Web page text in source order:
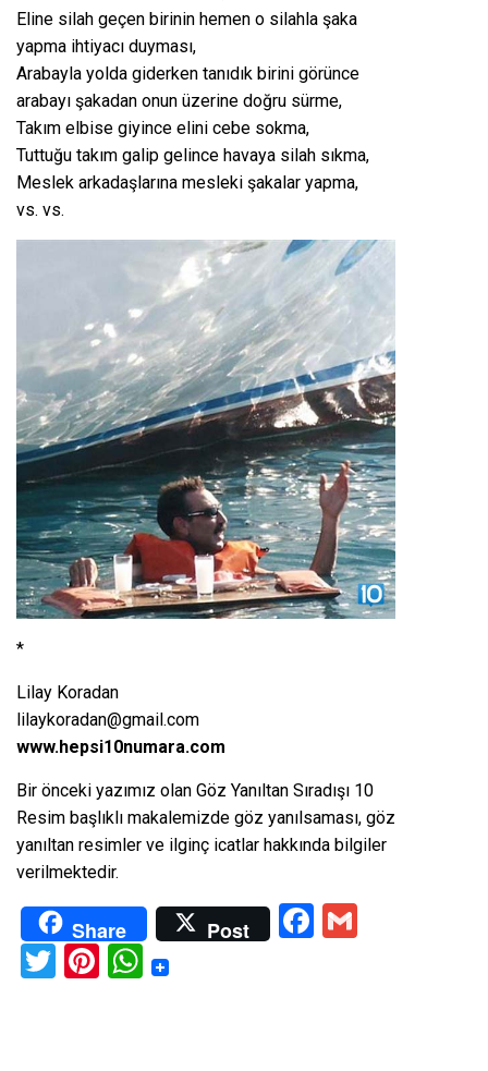
Eline silah geçen birinin hemen o silahla şaka
yapma ihtiyacı duyması,
Arabayla yolda giderken tanıdık birini görünce
arabayı şakadan onun üzerine doğru sürme,
Takım elbise giyince elini cebe sokma,
Tuttuğu takım galip gelince havaya silah sıkma,
Meslek arkadaşlarına mesleki şakalar yapma,
vs. vs.
*
Lilay Koradan
lilaykoradan@gmail.com
www.hepsi10numara.com
Bir önceki yazımız olan Göz Yanıltan Sıradışı 10
Resim başlıklı makalemizde göz yanılsaması, göz
yanıltan resimler ve ilginç icatlar hakkında bilgiler
verilmektedir.
Share Post Facebook
Twitter
Pinterest
WhatsApp